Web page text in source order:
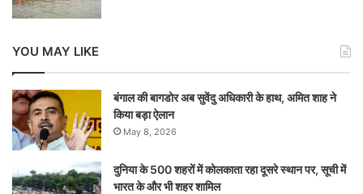
YOU MAY LIKE
बंगाल की बागडोर अब सुवेंदु अधिकारी के हाथ, अमित शाह ने
किया बड़ा ऐलान
May 8, 2026
दुनिया के 500 शहरों में कोलकाता रहा दूसरे स्थान पर, सूची में
भारत के और भी शहर शामिल